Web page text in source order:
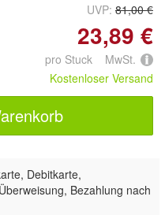
UVP: 81,00 €
23,89 €
pro Stuck MwSt.
Kostenloser Versand
Debitkarte,
Bezahlung nach